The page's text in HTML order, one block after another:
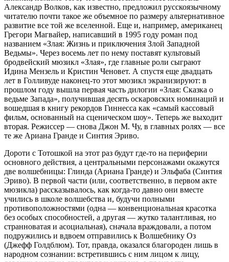
Александр Волков, как известно, предложил русскоязычному
читателю почти такое же объемное по размеру альтернативное
развитие все той же вселенной. Еще и, например, американец
Грегори Магвайер, написавший в 1995 году роман под
названием «Злая: Жизнь и приключения Злой Западной
Ведьмы». Через восемь лет по нему поставят культовый
бродвейский мюзикл «Злая», где главные роли сыграют
Идина Мензель и Кристин Ченовет. А спустя еще двадцать
лет в Голливуде наконец-то этот мюзикл экранизируют: в
прошлом году вышла первая часть дилогии «Злая: Сказка о
ведьме Запада», получившая десять оскаровских номинаций и
вошедшая в книгу рекордов Гиннесса как «самый кассовый
фильм, основанный на сценическом шоу». Теперь же выходит
вторая. Режиссер — снова Джон М. Чу, в главных ролях — все
те же Ариана Гранде и Синтия Эриво.
Дороти с Тотошкой на этот раз будут где-то на периферии
основного действия, а центральными персонажами окажутся
две волшебницы: Глинда (Ариана Гранде) и Эльфаба (Синтия
Эриво). В первой части (или, соответственно, в первом акте
мюзикла) рассказывалось, как когда-то давно они вместе
учились в школе волшебства и, будучи полными
противоположностями (одна — конвенциональная красотка
без особых способностей, а другая — жутко талантливая, но
странноватая и асоциальная), сначала враждовали, а потом
подружились и вдвоем отправились к Волшебнику Оз
(Джефф Голдблюм). Тот, правда, оказался благороден лишь в
народном сознании: встретившись с ним лицом к лицу,